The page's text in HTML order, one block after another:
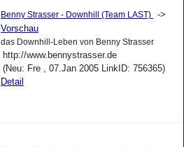
Benny Strasser - Downhill (Team LAST)
->
Vorschau
das Downhill-Leben von Benny Strasser
http://www.bennystrasser.de
(Neu: Fre , 07.Jan 2005 LinkID: 756365)
Detail